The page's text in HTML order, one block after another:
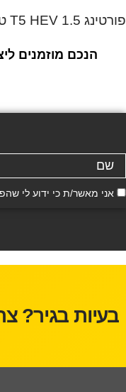
פורטינג T5 HEV 1.5 טורבו + חשמל (240 כ”ס) שנות ייצור: 2024, 2025, 2026
הנכם מוזמנים
אני מאשר/ת כי ידוע לי שהפרטים
בעיות בגיר?